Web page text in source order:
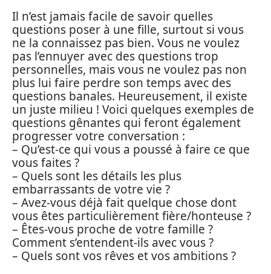
Il n’est jamais facile de savoir quelles
questions poser à une fille, surtout si vous
ne la connaissez pas bien. Vous ne voulez
pas l’ennuyer avec des questions trop
personnelles, mais vous ne voulez pas non
plus lui faire perdre son temps avec des
questions banales. Heureusement, il existe
un juste milieu ! Voici quelques exemples de
questions gênantes qui feront également
progresser votre conversation :
– Qu’est-ce qui vous a poussé à faire ce que
vous faites ?
– Quels sont les détails les plus
embarrassants de votre vie ?
– Avez-vous déjà fait quelque chose dont
vous êtes particulièrement fière/honteuse ?
– Êtes-vous proche de votre famille ?
Comment s’entendent-ils avec vous ?
– Quels sont vos rêves et vos ambitions ?